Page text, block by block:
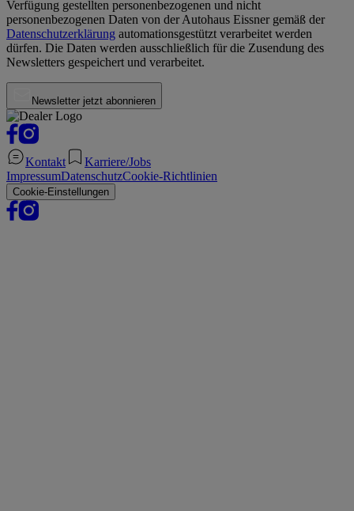
Verfügung gestellten personenbezogenen und nicht
personenbezogenen Daten von derAutohaus Eissnergemäß der
Datenschutzerklärung automationsgestützt verarbeitet werden
dürfen. Die Daten werden ausschließlich für die Zusendung des
Newsletters gespeichert und verarbeitet.
Newsletter jetzt abonnieren
Kontakt
Karriere/Jobs
ImpressumDatenschutzCookie-Richtlinien
Cookie-Einstellungen